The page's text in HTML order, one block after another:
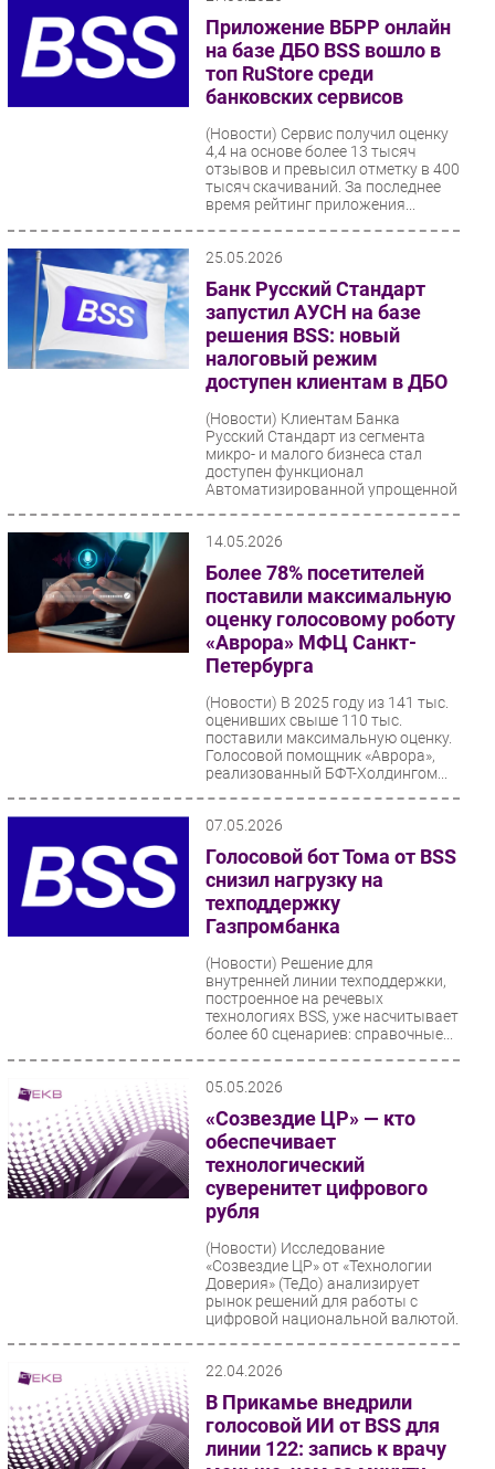
Приложение ВБРР онлайн
на базе ДБО BSS вошло в
топ RuStore среди
банковских сервисов
(Новости) Сервис получил оценку
4,4 на основе более 13 тысяч
отзывов и превысил отметку в 400
тысяч скачиваний. За последнее
время рейтинг приложения...
25.05.2026
Банк Русский Стандарт
запустил АУСН на базе
решения BSS: новый
налоговый режим
доступен клиентам в ДБО
(Новости) Клиентам Банка
Русский Стандарт из сегмента
микро- и малого бизнеса стал
доступен функционал
Автоматизированной упрощенной
14.05.2026
Более 78% посетителей
поставили максимальную
оценку голосовому роботу
«Аврора» МФЦ Санкт-
Петербурга
(Новости) В 2025 году из 141 тыс.
оценивших свыше 110 тыс.
поставили максимальную оценку.
Голосовой помощник «Аврора»,
реализованный БФТ-Холдингом...
07.05.2026
Голосовой бот Тома от BSS
снизил нагрузку на
техподдержку
Газпромбанка
(Новости) Решение для
внутренней линии техподдержки,
построенное на речевых
технологиях BSS, уже насчитывает
более 60 сценариев: справочные...
05.05.2026
«Созвездие ЦР» — кто
обеспечивает
технологический
суверенитет цифрового
рубля
(Новости) Исследование
«Созвездие ЦР» от «Технологии
Доверия» (ТеДо) анализирует
рынок решений для работы с
цифровой национальной валютой.
22.04.2026
В Прикамье внедрили
голосовой ИИ от BSS для
линии 122: запись к врачу